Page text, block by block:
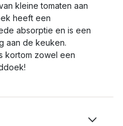
kleine tomaten aan
heeft een
absorptie en is een
aan de keuken.
kortom zowel een